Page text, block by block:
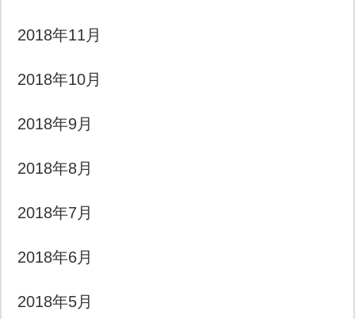
2018年11月
2018年10月
2018年9月
2018年8月
2018年7月
2018年6月
2018年5月